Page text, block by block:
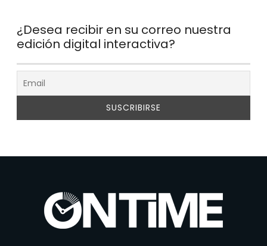
¿Desea recibir en su correo nuestra
edición digital interactiva?